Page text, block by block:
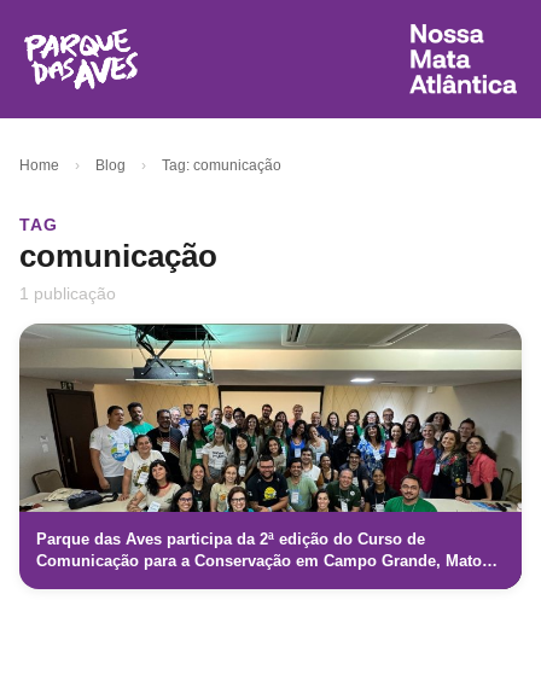
Home › Blog › Tag: comunicação
TAG
comunicação
1 publicação
Parque das Aves participa da 2ª edição do Curso de
Comunicação para a Conservação em Campo Grande, Mato